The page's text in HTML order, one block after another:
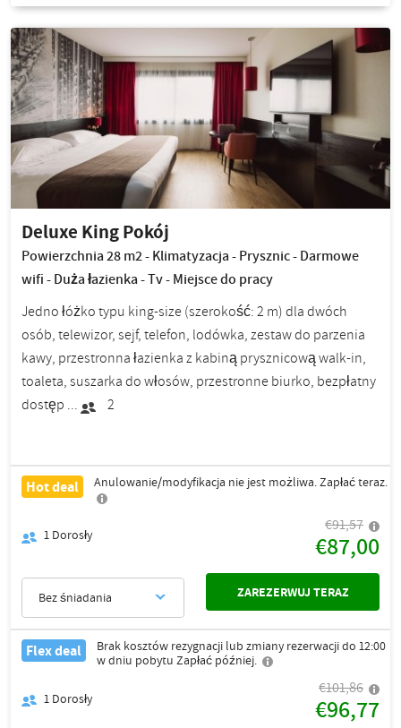
Deluxe King Pokój
Powierzchnia 28 m2 - Klimatyzacja - Prysznic - Darmowe
wifi - Duża łazienka - Tv - Miejsce do pracy
Jedno łóżko typu king-size (szerokość: 2 m) dla dwóch
osób, telewizor, sejf, telefon, lodówka, zestaw do parzenia
kawy, przestronna łazienka z kabiną prysznicową walk-in,
toaleta, suszarka do włosów, przestronne biurko, bezpłatny
dostęp ...
2
Hot deal Anulowanie/modyfikacja nie jest możliwa. Zapłać teraz.
1 Dorosły
€91,57
€87,00
Bez śniadania ZAREZERWUJ TERAZ
Flex deal
Brak kosztów rezygnacji lub zmiany rezerwacji do 12:00
w dniu pobytu Zapłać później.
1 Dorosły
€101,86
€96,77